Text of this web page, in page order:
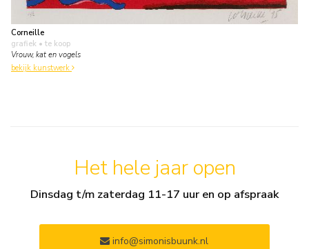
Corneille
grafiek • te koop
Vrouw, kat en vogels
bekijk kunstwerk
Het hele jaar open
Dinsdag t/m zaterdag 11-17 uur en op afspraak
info@simonisbuunk.nl